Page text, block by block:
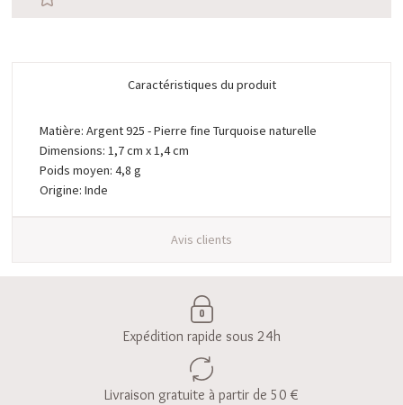
Caractéristiques du produit
Matière: Argent 925 - Pierre fine Turquoise naturelle
Dimensions: 1,7 cm x 1,4 cm
Poids moyen: 4,8 g
Origine: Inde
Avis clients
Expédition rapide sous 24h
Livraison gratuite à partir de 50 €